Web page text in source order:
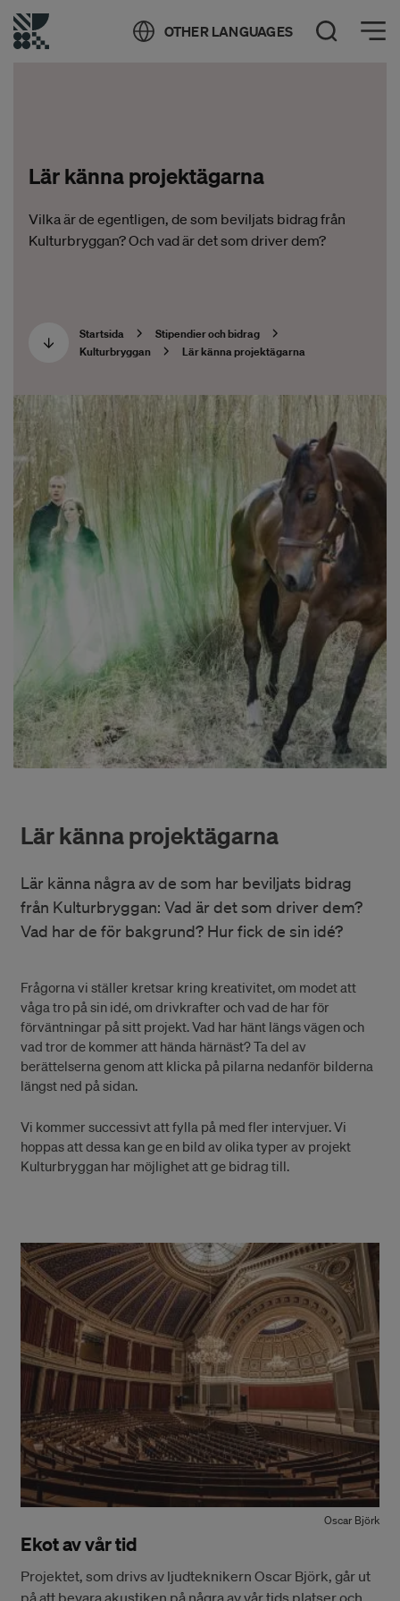
OTHER LANGUAGES Öppna sök
Öppna meny
Lär känna projektägarna
Vilka är de egentligen, de som beviljats bidrag från
Kulturbryggan? Och vad är det som driver dem?
Startsida
Stipendier och bidrag
Kulturbryggan
Lär känna projektägarna
Lär känna projektägarna
Lär känna några av de som har beviljats bidrag
från Kulturbryggan: Vad är det som driver dem?
Vad har de för bakgrund? Hur fick de sin idé?
Frågorna vi ställer kretsar kring kreativitet, om modet att
våga tro på sin idé, om drivkrafter och vad de har för
förväntningar på sitt projekt. Vad har hänt längs vägen och
vad tror de kommer att hända härnäst? Ta del av
berättelserna genom att klicka på pilarna nedanför bilderna
längst ned på sidan.
Vi kommer successivt att fylla på med fler intervjuer. Vi
hoppas att dessa kan ge en bild av olika typer av projekt
Kulturbryggan har möjlighet att ge bidrag till.
Oscar Björk
Ekot av vår tid
Projektet, som drivs av ljudteknikern Oscar Björk, går ut